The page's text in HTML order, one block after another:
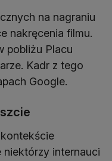
na nagraniu
nakręcenia filmu.
pobliżu Placu
Kadr z tego
Google.
niektórzy internauci